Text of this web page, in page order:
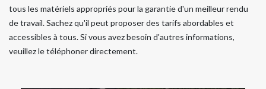
tous les matériels appropriés pour la garantie d'un meilleur rendu
de travail. Sachez qu'il peut proposer des tarifs abordables et
accessibles à tous. Si vous avez besoin d'autres informations,
veuillez le téléphoner directement.